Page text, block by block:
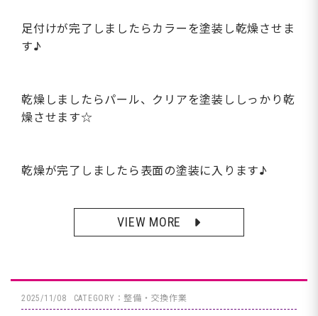
足付けが完了しましたらカラーを塗装し乾燥させま
す♪
乾燥しましたらパール、クリアを塗装ししっかり乾
燥させます☆
乾燥が完了しましたら表面の塗装に入ります♪
VIEW MORE
2025/11/08 CATEGORY：整備・交換作業